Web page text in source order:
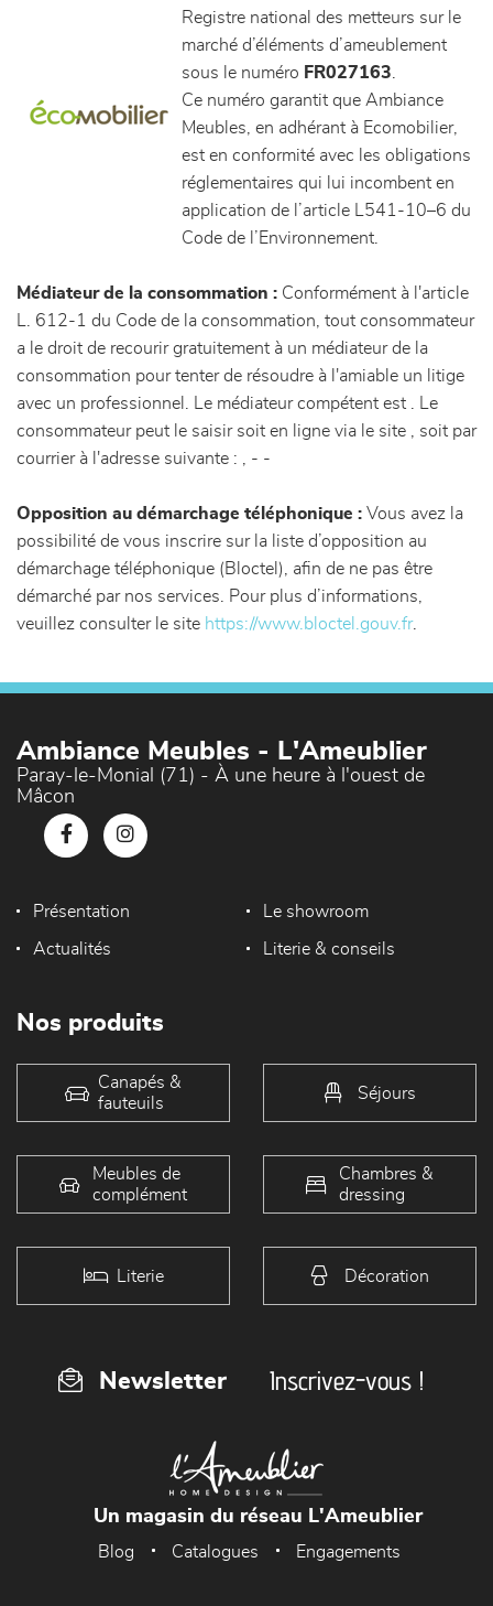
Registre national des metteurs sur le
marché d’éléments d’ameublement
sous le numéro FR027163
Ce numéro garantit que Ambiance
Meubles, en adhérant à Ecomobilier,
est en conformité avec les obligations
réglementaires qui lui incombent en
application de l’article L541-10–6 du
Code de l’Environnement.
Médiateur de la consommation : Conformément à l'article
L. 612-1 du Code de la consommation, tout consommateur
a le droit de recourir gratuitement à un médiateur de la
consommation pour tenter de résoudre à l'amiable un litige
avec un professionnel. Le médiateur compétent est . Le
consommateur peut le saisir soit en ligne via le site
, soit par
courrier à l'adresse suivante : , - -
Opposition au démarchage téléphonique : Vous avez la
possibilité de vous inscrire sur la liste d’opposition au
démarchage téléphonique (Bloctel), afin de ne pas être
démarché par nos services. Pour plus d’informations,
veuillez consulter le site https://www.bloctel.gouv.fr.
Ambiance Meubles - L'Ameublier
Paray-le-Monial (71) - À une heure à l'ouest de
Mâcon
Présentation Le showroom
Actualités Literie & conseils
Nos produits
Canapés &
fauteuils
Séjours
Meubles de
complément
Chambres &
dressing
Literie Décoration
Newsletter Inscrivez-vous !
Un magasin du réseau L'Ameublier
Blog Catalogues Engagements